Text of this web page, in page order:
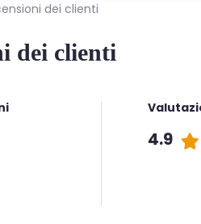
dei clienti
dei clienti
4.9